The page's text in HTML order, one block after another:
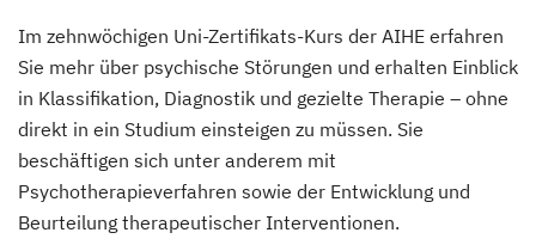
Im zehnwöchigen Uni-Zertifikats-Kurs der AIHE erfahren
Sie mehr über psychische Störungen und erhalten Einblick
in Klassifikation, Diagnostik und gezielte Therapie – ohne
direkt in ein Studium einsteigen zu müssen. Sie
beschäftigen sich unter anderem mit
Psychotherapieverfahren sowie der Entwicklung und
Beurteilung therapeutischer Interventionen.